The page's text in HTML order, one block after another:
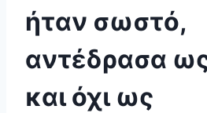
ήταν σωστό,
αντέδρασα ως
και όχι ως